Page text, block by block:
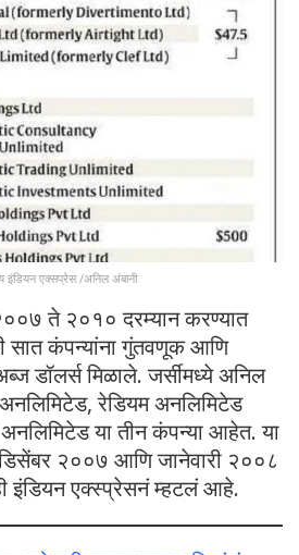
इंडियन एक्सप्रेस /अनिल अंबानी
ते २०१० दरम्यान करण्यात
सात कंपन्यांना गुंतवणूक आणि
डॉलर्स मिळाले. जर्सीमध्ये अनिल
अनलिमिटेड, रेडियम अनलिमिटेड
या तीन कंपन्या आहेत. या
डिसेंबर २००७ आणि जानेवारी २००८
इंडियन एक्स्प्रेसनं म्हटलं आहे.